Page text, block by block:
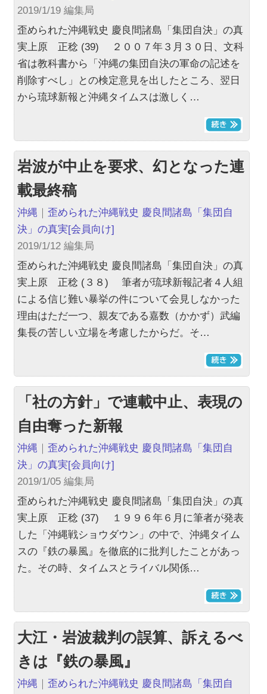
2019/1/19 編集局
歪められた沖縄戦史 慶良間諸島「集団自決」の真
実上原 正稔 (39) ２００７年３月３０日、文科
省は教科書から「沖縄の集団自決の軍命の記述を
削除すべし」との検定意見を出したところ、翌日
から琉球新報と沖縄タイムスは激しく…
岩波が中止を要求、幻となった連
載最終稿
沖縄 ｜歪められた沖縄戦史 慶良間諸島「集団自
決」の真実[会員向け]
2019/1/12 編集局
歪められた沖縄戦史 慶良間諸島「集団自決」の真
実上原 正稔 (３８) 筆者が琉球新報記者４人組
による信じ難い暴挙の件について会見しなかった
理由はただ一つ、親友である嘉数（かかず）武編
集長の苦しい立場を考慮したからだ。そ…
「社の方針」で連載中止、表現の
自由奪った新報
沖縄 ｜歪められた沖縄戦史 慶良間諸島「集団自
決」の真実[会員向け]
2019/1/05 編集局
歪められた沖縄戦史 慶良間諸島「集団自決」の真
実上原 正稔 (37) １９９６年６月に筆者が発表
した「沖縄戦ショウダウン」の中で、沖縄タイム
スの『鉄の暴風』を徹底的に批判したことがあっ
た。その時、タイムスとライバル関係…
大江・岩波裁判の誤算、訴えるべ
きは『鉄の暴風』
沖縄 ｜歪められた沖縄戦史 慶良間諸島「集団自